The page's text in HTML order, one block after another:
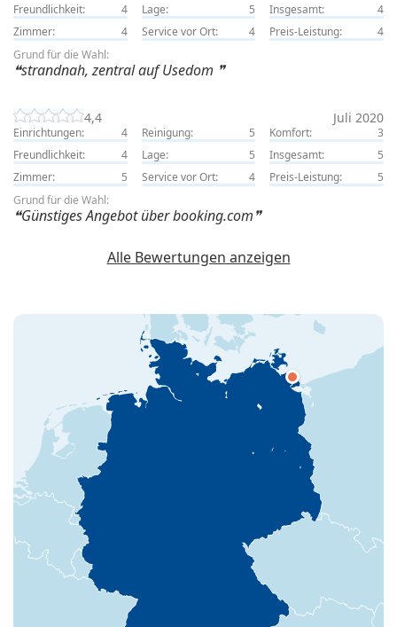
Freundlichkeit:
4 Lage: 5 Insgesamt:
4
Zimmer:
4 Service vor Ort: 4 Preis-Leistung:
4
Grund für die Wahl:
strandnah, zentral auf Usedom
4,4 Juli 2020
Einrichtungen: 4 Reinigung: 5 Komfort:
3
Freundlichkeit:
4 Lage: 5 Insgesamt:
5
Zimmer:
5 Service vor Ort: 4 Preis-Leistung:
5
Grund für die Wahl:
Günstiges Angebot über booking.com
Alle Bewertungen anzeigen